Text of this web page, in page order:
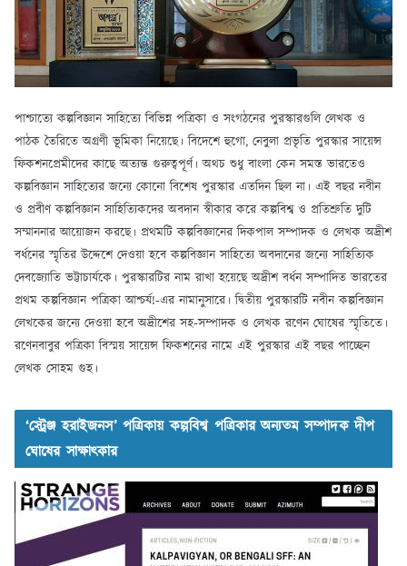
পাশ্চাত্যে কল্পবিজ্ঞান সাহিত্যে বিভিন্ন পত্রিকা ও সংগঠনের পুরস্কারগুলি লেখক ও
পাঠক তৈরিতে অগ্রণী ভূমিকা নিয়েছে। বিদেশে হুগো, নেবুলা প্রভৃতি পুরস্কার সায়েন্স
ফিকশনপ্রেমীদের কাছে অত্যন্ত গুরুত্বপূর্ণ। অথচ শুধু বাংলা কেন সমস্ত ভারতেও
কল্পবিজ্ঞান সাহিত্যের জন্যে কোনো বিশেষ পুরস্কার এতদিন ছিল না। এই বছর নবীন
ও প্রবীণ কল্পবিজ্ঞান সাহিত্যিকদের অবদান স্বীকার করে কল্পবিশ্ব ও প্রতিশ্রুতি দুটি
সম্মাননার আয়োজন করছে। প্রথমটি কল্পবিজ্ঞানের দিকপাল সম্পাদক ও লেখক অদ্রীশ
বর্ধনের স্মৃতির উদ্দেশে দেওয়া হবে কল্পবিজ্ঞান সাহিত্যে অবদানের জন্যে সাহিত্যিক
দেবজ্যোতি ভট্টাচার্যকে। পুরস্কারটির নাম রাখা হয়েছে অদ্রীশ বর্ধন সম্পাদিত ভারতের
প্রথম কল্পবিজ্ঞান পত্রিকা আশ্চর্য!-এর নামানুসারে। দ্বিতীয় পুরস্কারটি নবীন কল্পবিজ্ঞান
লেখকের জন্যে দেওয়া হবে অদ্রীশের সহ-সম্পাদক ও লেখক রণেন ঘোষের স্মৃতিতে।
রণেনবাবুর পত্রিকা বিস্ময় সায়েন্স ফিকশনের নামে এই পুরস্কার এই বছর পাচ্ছেন
লেখক সোহম গুহ।
‘স্ট্রেঞ্জ হরাইজনস’ পত্রিকায় কল্পবিশ্ব পত্রিকার অন্যতম সম্পাদক দীপ
ঘোষের সাক্ষাৎকার